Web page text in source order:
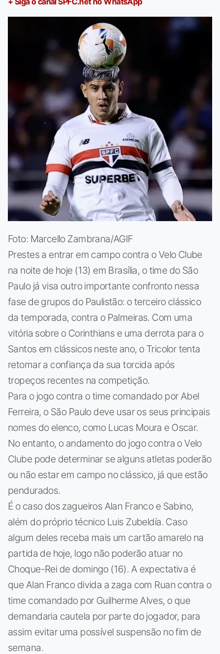
Foto: Marcello Zambrana/AGIF
Prestes a entrar em campo contra o Velo Clube
na noite de hoje (13) em Brasília, o time do São
Paulo já visa outro importante confronto nessa
fase de grupos do Paulistão: o terceiro clássico
da temporada, contra o Palmeiras. Com uma
vitória sobre o Corinthians e uma derrota para o
Santos em clássicos neste ano, o Tricolor tenta
retomar a confiança da sua torcida após
tropeços recentes na competição.
Para o jogo contra o time comandado por Abel
Ferreira, o São Paulo deve usar os seus principais
nomes do elenco, como Lucas Moura e Oscar.
No entanto, o andamento do jogo contra o Velo
Clube pode determinar se alguns atletas poderão
ou não estar em campo no clássico, já que estão
pendurados.
É o caso dos zagueiros Alan Franco e Sabino,
além do próprio técnico Luis Zubeldía. Caso
algum deles receba mais um cartão amarelo na
partida de hoje, logo não poderão atuar no
Choque-Rei de domingo (16). A expectativa é
que Alan Franco divida a zaga com Ruan contra o
time comandado por Guilherme Alves, o que
demandaria cautela por parte do jogador, para
assim evitar uma possível suspensão no fim de
semana.